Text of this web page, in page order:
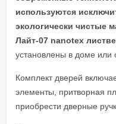
используются
экологически чистые
Лайт-07 nanotex
установлены в доме или
Комплект дверей
элементы, притворная
приобрести дверные